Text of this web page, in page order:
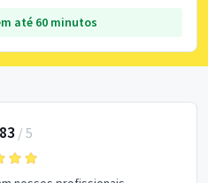
até 60 minutos
/ 5